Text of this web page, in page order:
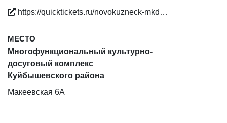
https://quicktickets.ru/novokuzneck-mkd…
МЕСТО
Многофункциональный культурно-
досуговый комплекс
Куйбышевского района
Макеевская 6А